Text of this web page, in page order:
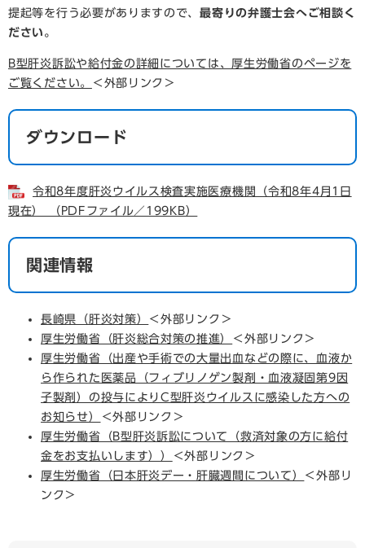
提起等を行う必要がありますので、最寄りの弁護士会へご相談く
ださい。
B型肝炎訴訟や給付金の詳細については、厚生労働省のページを
ご覧ください。
＜外部リンク＞
ダウンロード
令和8年度肝炎ウイルス検査実施医療機関（令和8年4月1日
現在） （PDFファイル／199KB）
関連情報
長崎県（肝炎対策）
＜外部リンク＞
厚生労働省（肝炎総合対策の推進）
＜外部リンク＞
厚生労働省（出産や手術での大量出血などの際に、血液か
ら作られた医薬品（フィブリノゲン製剤・血液凝固第9因
子製剤）の投与によりC型肝炎ウイルスに感染した方への
お知らせ）
＜外部リンク＞
厚生労働省（B型肝炎訴訟について（救済対象の方に給付
金をお支払いします））
＜外部リンク＞
厚生労働省（日本肝炎デー・肝臓週間について）
＜外部リ
ンク＞